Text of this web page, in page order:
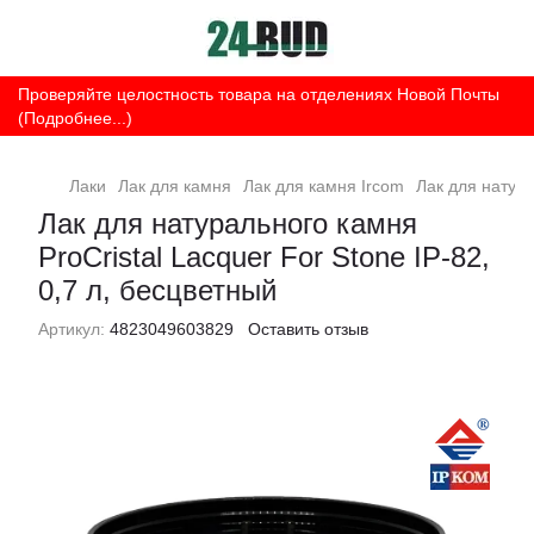
Проверяйте целостность товара на отделениях Новой Почты
(Подробнее...)
Лаки Лак для камня Лак для камня Ircom Лак для
Лак для натурального камня
ProCristal Lacquer For Stone ІР-82,
0,7 л, бесцветный
Артикул: 4823049603829 Оставить отзыв